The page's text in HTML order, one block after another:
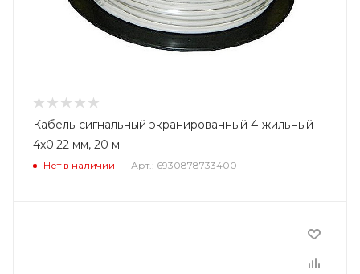
Кабель сигнальный экранированный 4-жильный
4x0.22 мм, 20 м
Нет в наличии Арт.: 6930878733400